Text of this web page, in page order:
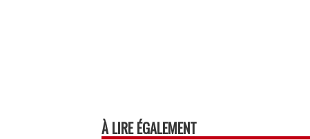
À LIRE ÉGALEMENT